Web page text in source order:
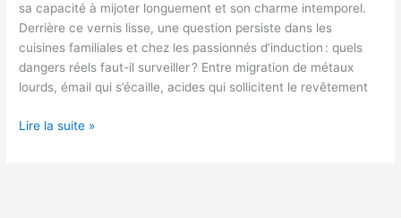
sa capacité à mijoter longuement et son charme intemporel.
Derrière ce vernis lisse, une question persiste dans les
cuisines familiales et chez les passionnés d’induction : quels
dangers réels faut-il surveiller ? Entre migration de métaux
lourds, émail qui s’écaille, acides qui sollicitent le revêtement
Poêle
Lire la suite »